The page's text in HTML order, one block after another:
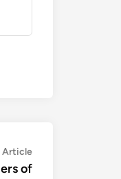
ArticleNext
article:
of